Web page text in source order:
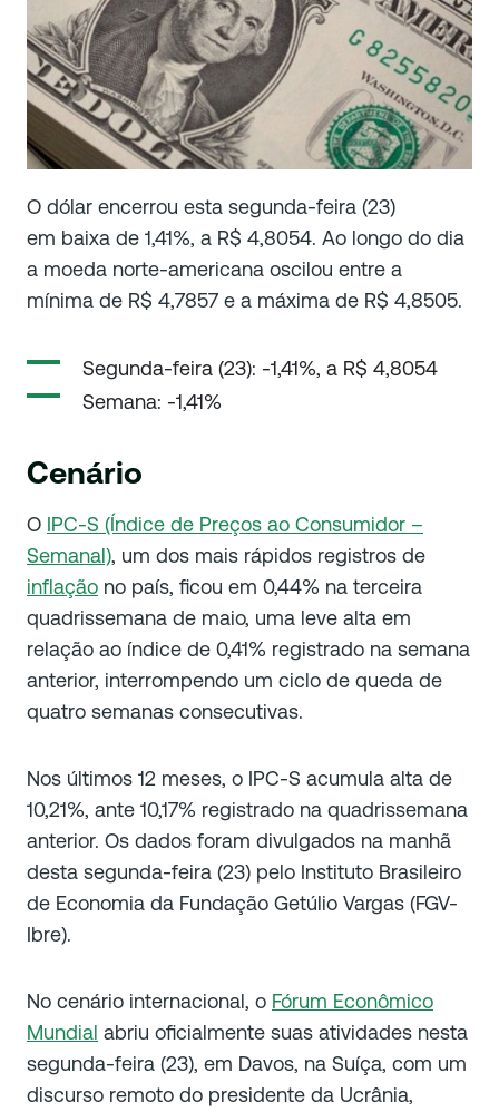
O dólar encerrou esta segunda-feira (23)
em baixa de 1,41%, a R$ 4,8054. Ao longo do dia
a moeda norte-americana oscilou entre a
mínima de R$ 4,7857 e a máxima de R$ 4,8505.
Segunda-feira (23): -1,41%, a R$ 4,8054
Semana: -1,41%
Cenário
O IPC-S (Índice de Preços ao Consumidor –
Semanal), um dos mais rápidos registros de
inflação no país, ficou em 0,44% na terceira
quadrissemana de maio, uma leve alta em
relação ao índice de 0,41% registrado na semana
anterior, interrompendo um ciclo de queda de
quatro semanas consecutivas.
Nos últimos 12 meses, o IPC-S acumula alta de
10,21%, ante 10,17% registrado na quadrissemana
anterior. Os dados foram divulgados na manhã
desta segunda-feira (23) pelo Instituto Brasileiro
de Economia da Fundação Getúlio Vargas (FGV-
Ibre).
No cenário internacional, o Fórum Econômico
Mundial abriu oficialmente suas atividades nesta
segunda-feira (23), em Davos, na Suíça, com um
discurso remoto do presidente da Ucrânia,